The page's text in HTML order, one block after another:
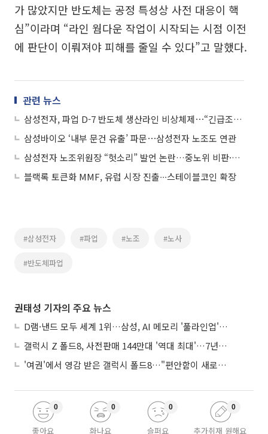
가 많았지만 반도체는 공정 특성상 사전 대응이 핵
심”이라며 “라인 웜다운 작업이 시작되는 시점 이전
에 판단이 이뤄져야 피해를 줄일 수 있다”고 말했다.
관련 뉴스
삼성전자, 파업 D-7 반도체 생산라인 비상체제⋯“긴급조정권 검토해야”
삼성바이오 ‘내부 문건 유출’ 파문⋯삼성전자 노조도 연관
삼성전자 노조위원장 “헛소리” 발언 논란…중노위 비판·협력사 언급 도마 위
블랙록 토큰화 MMF, 유럽 시장 진출∙∙∙스테이블코인 확장
#삼성전자 #파업 #노조 #노사
#반도체파업
권태성 기자의 주요 뉴스
D램·낸드 모두 세계 1위…삼성, AI 메모리 '풀라인업'으로 승부
갤럭시 Z 폴드8, 사전판매 144만대 '역대 최대'…7년만에 갤노트10 기록 넘어
'여권'에서 영감 받은 갤럭시 폴드8…"편안함이 새로운 디자인 경쟁력"
좋아요
0
화나요
0
슬퍼요
0
추가취재 원해요
0